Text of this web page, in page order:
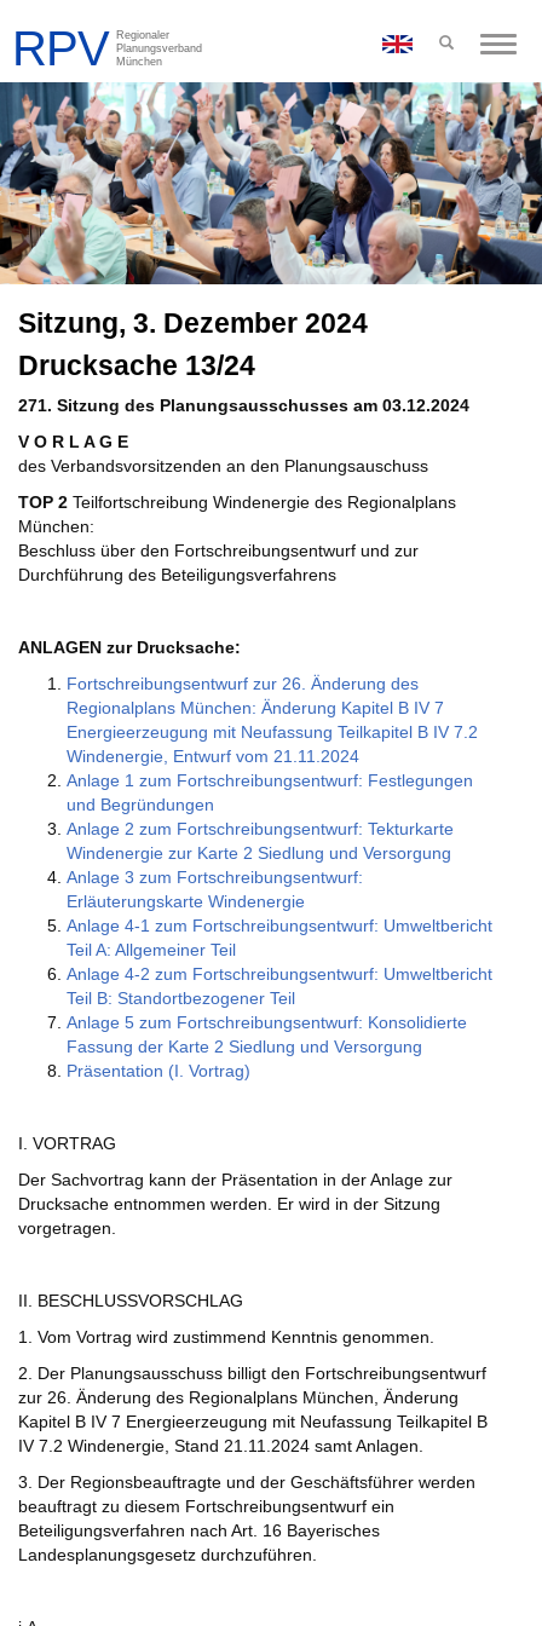
Toggle
Sitzung, 3. Dezember 2024
Drucksache 13/24
271. Sitzung des Planungsausschusses am 03.12.2024
V O R L A G E
des Verbandsvorsitzenden an den Planungsauschuss
TOP 2 Teilfortschreibung Windenergie des Regionalplans
München:
Beschluss über den Fortschreibungsentwurf und zur
Durchführung des Beteiligungsverfahrens
ANLAGEN zur Drucksache:
Fortschreibungsentwurf zur 26. Änderung des
Regionalplans München: Änderung Kapitel B IV 7
Energieerzeugung mit Neufassung Teilkapitel B IV 7.2
Windenergie, Entwurf vom 21.11.2024
Anlage 1 zum Fortschreibungsentwurf: Festlegungen
und Begründungen
Anlage 2 zum Fortschreibungsentwurf: Tekturkarte
Windenergie zur Karte 2 Siedlung und Versorgung
Anlage 3 zum Fortschreibungsentwurf:
Erläuterungskarte Windenergie
Anlage 4-1 zum Fortschreibungsentwurf: Umweltbericht
Teil A: Allgemeiner Teil
Anlage 4-2 zum Fortschreibungsentwurf: Umweltbericht
Teil B: Standortbezogener Teil
Anlage 5 zum Fortschreibungsentwurf: Konsolidierte
Fassung der Karte 2 Siedlung und Versorgung
Präsentation (I. Vortrag)
I. VORTRAG
Der Sachvortrag kann der Präsentation in der Anlage zur
Drucksache entnommen werden. Er wird in der Sitzung
vorgetragen.
II. BESCHLUSSVORSCHLAG
1. Vom Vortrag wird zustimmend Kenntnis genommen.
2. Der Planungsausschuss billigt den Fortschreibungsentwurf
zur 26. Änderung des Regionalplans München, Änderung
Kapitel B IV 7 Energieerzeugung mit Neufassung Teilkapitel B
IV 7.2 Windenergie, Stand 21.11.2024 samt Anlagen.
3. Der Regionsbeauftragte und der Geschäftsführer werden
beauftragt zu diesem Fortschreibungsentwurf ein
Beteiligungsverfahren nach Art. 16 Bayerisches
Landesplanungsgesetz durchzuführen.